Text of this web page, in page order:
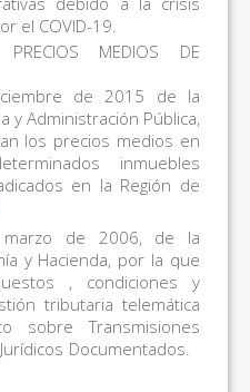
el COVID-19.
PRECIOS MEDIOS DE
de 2015 de la
y Administración Pública,
los precios medios en
inmuebles
en la Región de
de 2006, de la
y Hacienda, por la que
, condiciones y
tributaria telemática
sobre Transmisiones
Documentados.